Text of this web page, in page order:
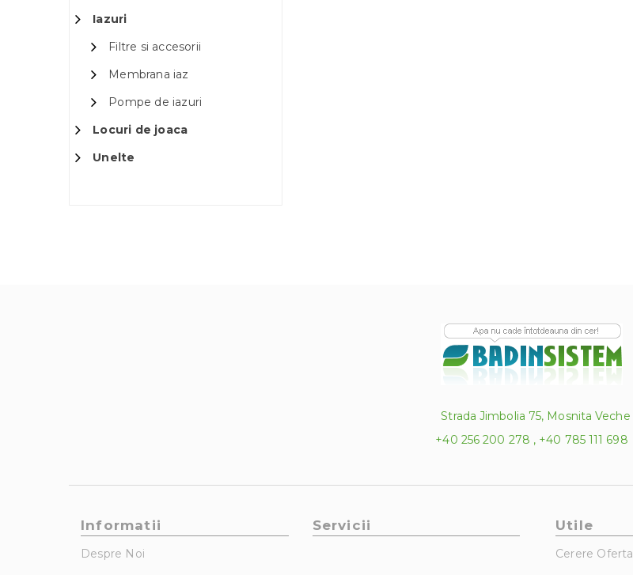
Iazuri
Filtre si accesorii
Membrana iaz
Pompe de iazuri
Locuri de joaca
Unelte
Strada Jimbolia 75, Mosnita Veche
+40 256 200 278 , +40 785 111 698
Informatii
Despre Noi
Servicii Utile
Cerere Oferta